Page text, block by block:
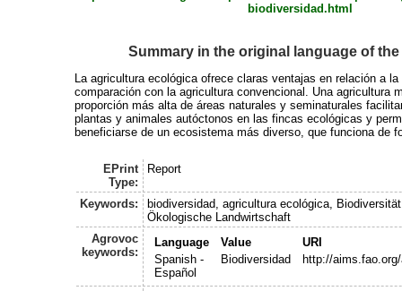
biodiversidad.html
Summary in the original language of
La agricultura ecológica ofrece claras ventajas en relación a
comparación con la agricultura convencional. Una agricultura
proporción más alta de áreas naturales y seminaturales
plantas y animales autóctonos en las fincas ecológicas y
beneficiarse de un ecosistema más diverso, que funciona de
EPrint
Type:
Report
Keywords:
biodiversidad, agricultura ecológica,
Ökologische Landwirtschaft
Agrovoc
keywords:
Language Value
URI
Spanish -
Español
Biodiversidad http://